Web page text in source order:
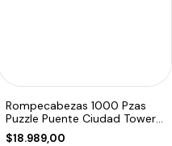
Rompecabezas 1000 Pzas
Puzzle Puente Ciudad Tower
Bridge Edu
$18.989,00